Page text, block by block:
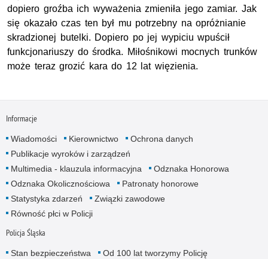
dopiero groźba ich wyważenia zmieniła jego zamiar. Jak
się okazało czas ten był mu potrzebny na opróżnianie
skradzionej butelki. Dopiero po jej wypiciu wpuścił
funkcjonariuszy do środka. Miłośnikowi mocnych trunków
może teraz grozić kara do 12 lat więzienia.
Informacje
Wiadomości Kierownictwo
Ochrona danych
Publikacje wyroków i zarządzeń
Multimedia - klauzula informacyjna
Odznaka Honorowa
Odznaka Okolicznościowa
Patronaty honorowe
Statystyka zdarzeń
Związki zawodowe
Równość płci w Policji
Policja Śląska
Stan bezpieczeństwa
Od 100 lat tworzymy Policję